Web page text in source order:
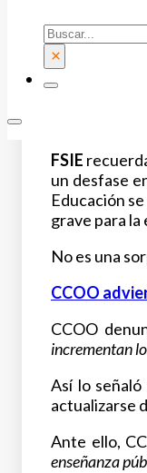
Buscar
×
Los
clase
enseñanza
Lo que
personas
España y
FSIE
un desfase
Educación
grave para la
No es una
CCOO
CCOO
incrementan
Así lo
actualizarse
Ante ello,
enseñanza